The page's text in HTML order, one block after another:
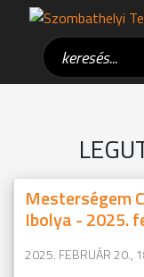
Mesterségem
Ibolya - 2025.
2025. FEBRUÁR 20.,